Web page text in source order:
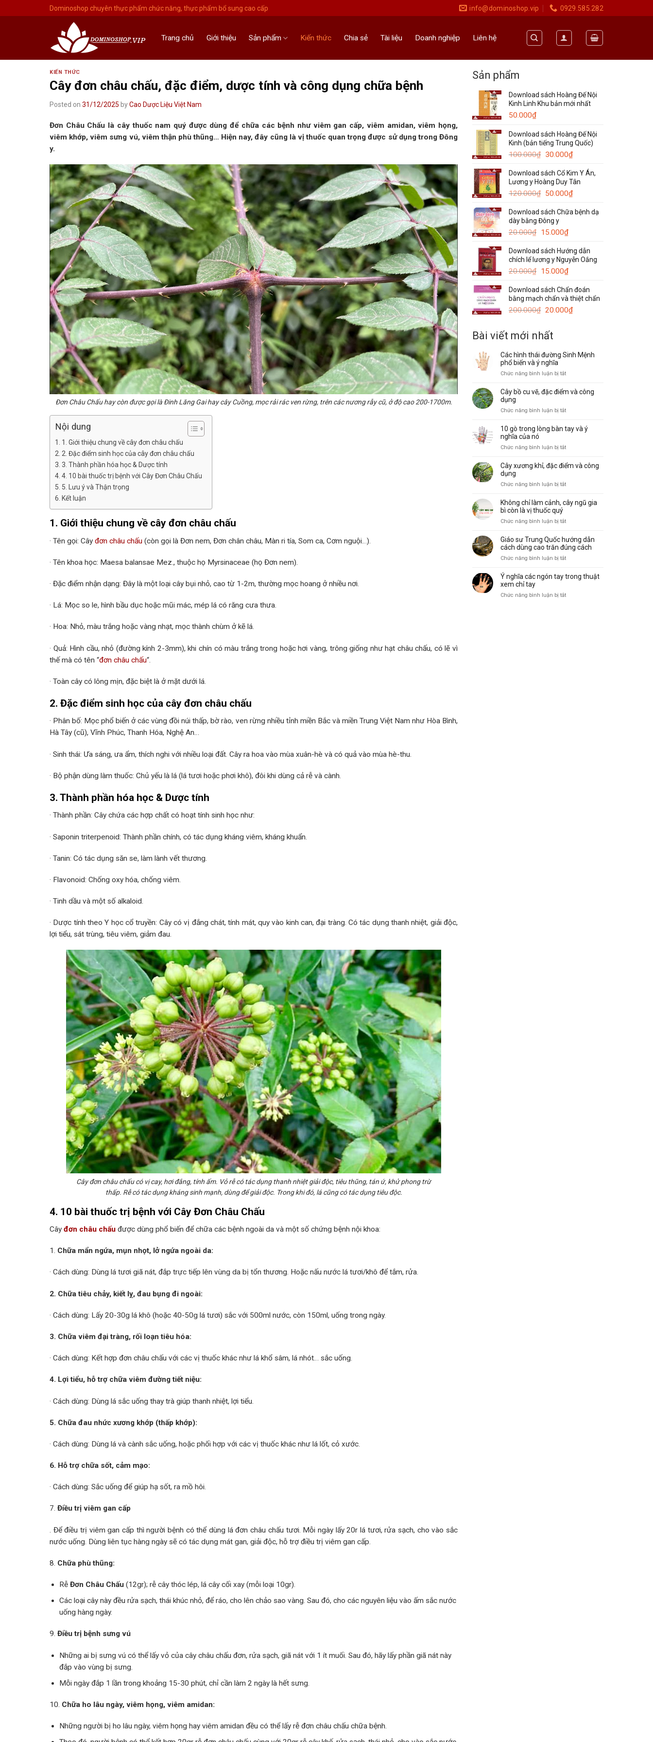
to
Dominoshop chuyên thực phẩm chức năng, thực phẩm bổ sung cao cấp info@dominoshop.vip 0929.585.282
Trang chủ Giới thiệu Sản phẩm Kiến thức Chia sẻ Tài liệu Doanh nghiệp Liên hệ
KIẾN THỨC
Cây đơn châu chấu, đặc điểm, dược tính và công dụng chữa bệnh
Posted on 31/12/2025 byCao Dược Liệu Việt Nam
Đơn Châu Chấu là cây thuốc nam quý được dùng để chữa các bệnh như viêm gan cấp, viêm amidan, viêm họng,
viêm khớp, viêm sưng vú, viêm thận phù thũng… Hiện nay, đây cũng là vị thuốc quan trọng được sử dụng trong Đông
y.
Đơn Châu Chấu hay còn được gọi là Đinh Lăng Gai hay cây Cuồng, mọc rải rác ven rừng, trên các nương rẫy cũ, ở độ cao 200-1700m.
Nội dung
1. Giới thiệu chung về cây đơn châu chấu
2. Đặc điểm sinh học của cây đơn châu chấu
3. Thành phần hóa học & Dược tính
4. 10 bài thuốc trị bệnh với Cây Đơn Châu Chấu
5. Lưu ý và Thận trọng
Kết luận
1. Giới thiệu chung về cây đơn châu chấu
· Tên gọi: Cây đơn châu chấu (còn gọi là Đơn nem, Đơn chân châu, Màn ri tía, Som ca, Cơm nguội…).
· Tên khoa học: Maesa balansae Mez., thuộc họ Myrsinaceae (họ Đơn nem).
· Đặc điểm nhận dạng: Đây là một loại cây bụi nhỏ, cao từ 1-2m, thường mọc hoang ở nhiều nơi.
· Lá: Mọc so le, hình bầu dục hoặc mũi mác, mép lá có răng cưa thưa.
· Hoa: Nhỏ, màu trắng hoặc vàng nhạt, mọc thành chùm ở kẽ lá.
· Quả: Hình cầu, nhỏ (đường kính 2-3mm), khi chín có màu trắng trong hoặc hơi vàng, trông giống như hạt châu chấu, có lẽ vì
thế mà có tên “đơn châu chấu“.
· Toàn cây có lông mịn, đặc biệt là ở mặt dưới lá.
2. Đặc điểm sinh học của cây đơn châu chấu
· Phân bố: Mọc phổ biến ở các vùng đồi núi thấp, bờ rào, ven rừng nhiều tỉnh miền Bắc và miền Trung Việt Nam như Hòa Bình,
Hà Tây (cũ), Vĩnh Phúc, Thanh Hóa, Nghệ An…
· Sinh thái: Ưa sáng, ưa ẩm, thích nghi với nhiều loại đất. Cây ra hoa vào mùa xuân-hè và có quả vào mùa hè-thu.
· Bộ phận dùng làm thuốc: Chủ yếu là lá (lá tươi hoặc phơi khô), đôi khi dùng cả rễ và cành.
3. Thành phần hóa học & Dược tính
· Thành phần: Cây chứa các hợp chất có hoạt tính sinh học như:
· Saponin triterpenoid: Thành phần chính, có tác dụng kháng viêm, kháng khuẩn.
· Tanin: Có tác dụng săn se, làm lành vết thương.
· Flavonoid: Chống oxy hóa, chống viêm.
· Tinh dầu và một số alkaloid.
· Dược tính theo Y học cổ truyền: Cây có vị đắng chát, tính mát, quy vào kinh can, đại tràng. Có tác dụng thanh nhiệt, giải độc,
lợi tiểu, sát trùng, tiêu viêm, giảm đau.
Cây đơn châu chấu có vị cay, hơi đắng, tính ấm. Vỏ rễ có tác dụng thanh nhiệt giải độc, tiêu thũng, tán ứ, khử phong trừ
thấp. Rễ có tác dụng kháng sinh mạnh, dùng để giải độc. Trong khi đó, lá cũng có tác dụng tiêu độc.
4. 10 bài thuốc trị bệnh với Cây Đơn Châu Chấu
Cây đơn châu chấu được dùng phổ biến để chữa các bệnh ngoài da và một số chứng bệnh nội khoa:
1. Chữa mẩn ngứa, mụn nhọt, lở ngứa ngoài da:
· Cách dùng: Dùng lá tươi giã nát, đắp trực tiếp lên vùng da bị tổn thương. Hoặc nấu nước lá tươi/khô để tắm, rửa.
2. Chữa tiêu chảy, kiết lỵ, đau bụng đi ngoài:
· Cách dùng: Lấy 20-30g lá khô (hoặc 40-50g lá tươi) sắc với 500ml nước, còn 150ml, uống trong ngày.
3. Chữa viêm đại tràng, rối loạn tiêu hóa:
· Cách dùng: Kết hợp đơn châu chấu với các vị thuốc khác như lá khổ sâm, lá nhót… sắc uống.
4. Lợi tiểu, hỗ trợ chữa viêm đường tiết niệu:
· Cách dùng: Dùng lá sắc uống thay trà giúp thanh nhiệt, lợi tiểu.
5. Chữa đau nhức xương khớp (thấp khớp):
· Cách dùng: Dùng lá và cành sắc uống, hoặc phối hợp với các vị thuốc khác như lá lốt, cỏ xước.
6. Hỗ trợ chữa sốt, cảm mạo:
· Cách dùng: Sắc uống để giúp hạ sốt, ra mồ hôi.
7. Điều trị viêm gan cấp
. Để điều trị viêm gan cấp thì người bệnh có thể dùng lá đơn châu chấu tươi. Mỗi ngày lấy 20r lá tươi, rửa sạch, cho vào sắc
nước uống. Dùng liên tục hàng ngày sẽ có tác dụng mát gan, giải độc, hỗ trợ điều trị viêm gan cấp.
8. Chữa phù thũng:
RễĐơn Châu Chấu (12gr); rễ cây thóc lép, lá cây cối xay (mỗi loại 10gr).
Các loại cây này đều rửa sạch, thái khúc nhỏ, để ráo, cho lên chảo sao vàng. Sau đó, cho các nguyên liệu vào ấm sắc nước
uống hàng ngày.
9. Điều trị bệnh sưng vú
Những ai bị sưng vú có thể lấy vỏ của cây châu chấu đơn, rửa sạch, giã nát với 1 ít muối. Sau đó, hãy lấy phần giã nát này
đắp vào vùng bị sưng.
Mỗi ngày đắp 1 lần trong khoảng 15-30 phút, chỉ cần làm 2 ngày là hết sưng.
10. Chữa ho lâu ngày, viêm họng, viêm amidan:
Những người bị ho lâu ngày, viêm họng hay viêm amidan đều có thể lấy rễ đơn châu chấu chữa bệnh.
Sản phẩm
Download sách Hoàng Đế Nội
Kinh Linh Khu bản mới nhất
50.000₫
Download sách Hoàng Đế Nội
Kinh (bản tiếng Trung Quốc)
100.000₫ Giá
là:
100.000₫.
30.000₫Giá
tại
là:
30.000₫.
Download sách Cổ Kim Y Án,
Lương y Hoàng Duy Tân
120.000₫ Giá
là:
120.000₫.
50.000₫Giá
tại
Download sách Chữa bệnh dạ
dày bằng Đông y
20.000₫ Giá
là:
20.000₫.
15.000₫Giá
tại
là:
15.000₫.
Download sách Hướng dẫn
chích lể lương y Nguyễn Oắng
20.000₫ Giá
là:
20.000₫.
15.000₫Giá
tại
là:
15.000₫.
Download sách Chẩn đoán
bằng mạch chẩn và thiệt chẩn
200.000₫ Giá
là:
200.000₫.
20.000₫Giá
Bài viết mới nhất
Các hình thái đường Sinh Mệnh
phổ biến và ý nghĩa
Chức năng bình luận bị tắtở
hình
phổ
và
nghĩa
Cây bồ cu vẽ, đặc điểm và công
dụng
Chức năng bình luận bị tắtở
bồ
và
dụng
10 gò trong lòng bàn tay và ý
nghĩa của nó
Chức năng bình luận bị tắtở
gò
và
nghĩa
nó
Cây xương khỉ, đặc điểm và công
dụng
Chức năng bình luận bị tắtở
xương
công
dụng
Không chỉ làm cảnh, cây ngũ gia
bì còn là vị thuốc quý
Chức năng bình luận bị tắtở
chỉ
làm
gia
còn
Giáo sư Trung Quốc hướng dẫn
cách dùng cao trăn đúng cách
Chức năng bình luận bị tắtở
sư
Ý nghĩa các ngón tay trong thuật
xem chỉ tay
Chức năng bình luận bị tắtở